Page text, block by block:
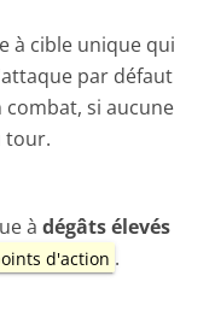
à cible unique qui
par défaut
si aucune
tour.
à dégâts élevés
d'action .